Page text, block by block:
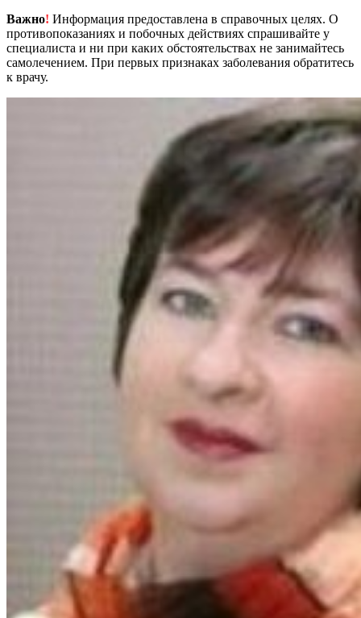
Важно! Информация предоставлена в справочных целях. О
противопоказаниях и побочных действиях спрашивайте у
специалиста и ни при каких обстоятельствах не занимайтесь
самолечением. При первых признаках заболевания обратитесь
к врачу.